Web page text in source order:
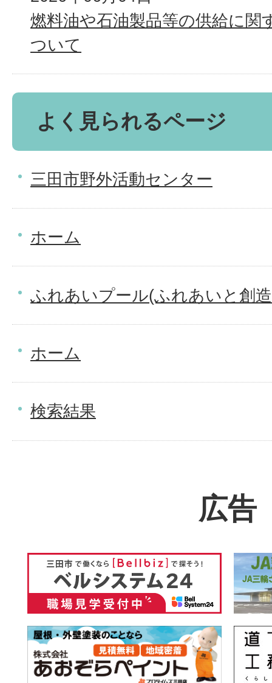
燃料油や石油製品等の供給に関
ついて
よく見られるページ
三田市野外活動センター
ホーム
ふれあいプール(ふれあいと創
ホーム
検索結果
広告